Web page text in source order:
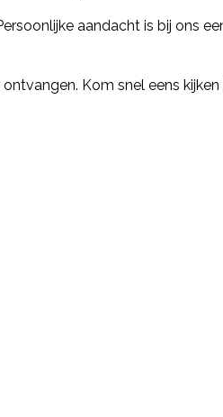
aandacht is bij ons
Kom snel eens